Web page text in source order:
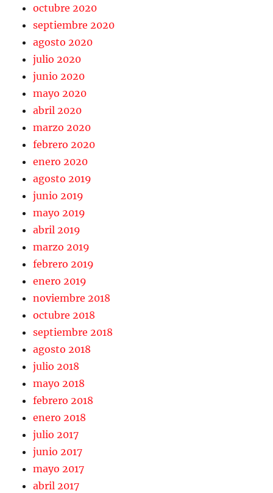
octubre 2020
septiembre 2020
agosto 2020
julio 2020
junio 2020
mayo 2020
abril 2020
marzo 2020
febrero 2020
enero 2020
agosto 2019
junio 2019
mayo 2019
abril 2019
marzo 2019
febrero 2019
enero 2019
noviembre 2018
octubre 2018
septiembre 2018
agosto 2018
julio 2018
mayo 2018
febrero 2018
enero 2018
julio 2017
junio 2017
mayo 2017
abril 2017